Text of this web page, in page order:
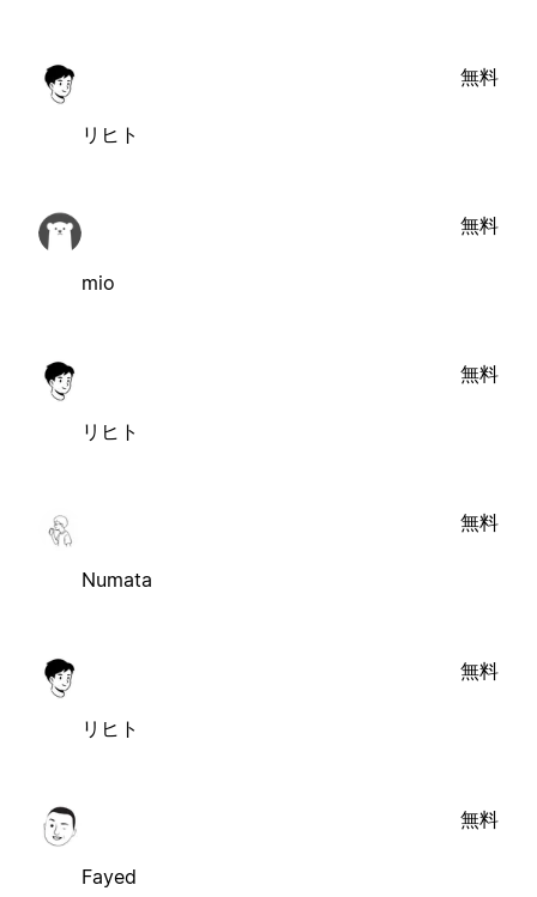
リヒト
無料
mio
無料
リヒト
無料
Numata
無料
リヒト
無料
Fayed
無料